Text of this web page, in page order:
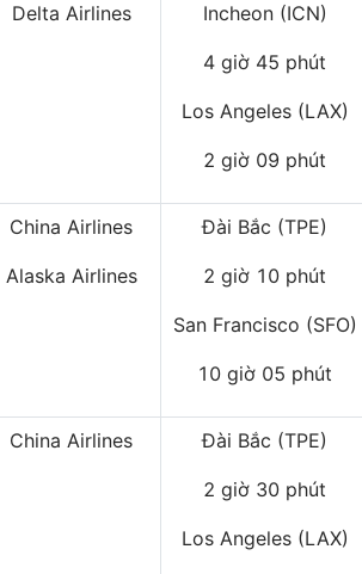
Delta Airlines Incheon (ICN)
4 giờ 45 phút
Los Angeles (LAX)
2 giờ 09 phút
China Airlines
Alaska Airlines
Đài Bắc (TPE)
2 giờ 10 phút
San Francisco (SFO)
10 giờ 05 phút
China Airlines Đài Bắc (TPE)
2 giờ 30 phút
Los Angeles (LAX)